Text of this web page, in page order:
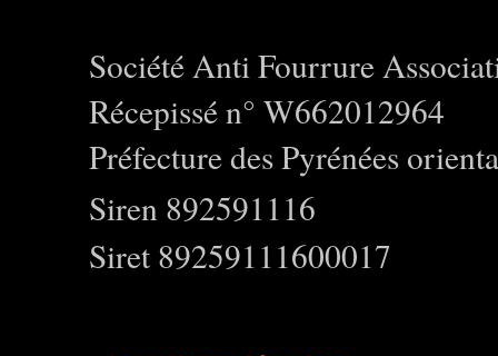
Société Anti Fourrure
Récepissé n° W662012964
Préfecture des Pyrénées
Siren 892591116
Siret 89259111600017